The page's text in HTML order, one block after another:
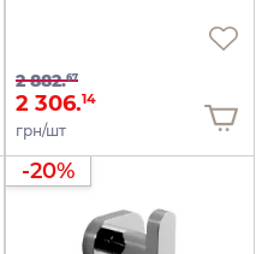
2 882.67
2 306.14
грн/шт
-20%